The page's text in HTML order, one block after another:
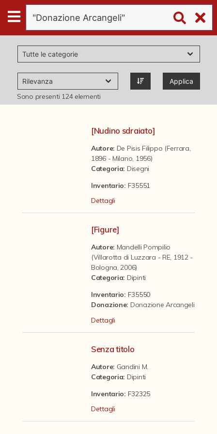
Digital
Humanities
Donazioni
Pubblicazioni
Il progetto Digital Humanities
Applica
Sono presenti 124elementi
[Nudino sdraiato]
Autore: De Pisis Filippo (Ferrara,
1896 - Milano, 1956)
Categoria: Disegni
Inventario: F35551
Dettagli
[Figure]
Autore: Mandelli Pompilio
(Villarotta di Luzzara - RE, 1912 -
Bologna, 2006)
Categoria: Dipinti
Inventario: F35550
Donazione: Donazione Arcangeli
Dettagli
Senza titolo
Autore: Gandini M.
Categoria: Dipinti
Inventario: F32325
Dettagli